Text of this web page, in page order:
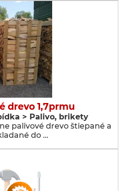
drevo 1,7prmu
> Palivo, brikety
palivové drevo štiepané a
do …